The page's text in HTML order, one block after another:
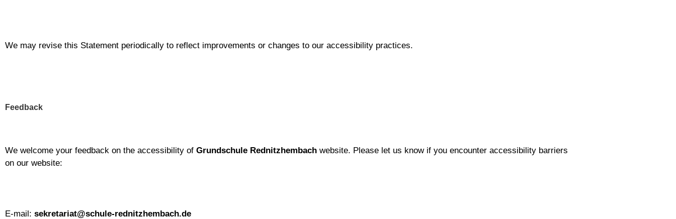
We may revise this Statement periodically to reflect improvements or changes to our accessibility practices.
Feedback
We welcome your feedback on the accessibility of Grundschule Rednitzhembach website. Please let us know if you encounter accessibility barriers
on our website:
E-mail: sekretariat@schule-rednitzhembach.de